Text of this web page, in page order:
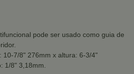
pode ser usado como guia de
10-7/8" 276mm x altura: 6-3/4"
1/8" 3,18mm.